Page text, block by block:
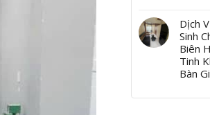
Dịch
Sinh
Biên
Tinh
Bàn